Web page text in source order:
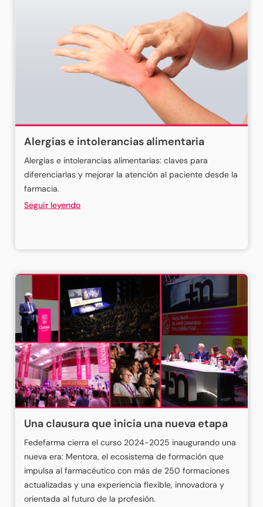
Alergias e intolerancias alimentaria
Alergias e intolerancias alimentarias: claves para
diferenciarlas y mejorar la atención al paciente desde la
farmacia.
Seguir leyendo
Una clausura que inicia una nueva etapa
Fedefarma cierra el curso 2024-2025 inaugurando una
nueva era: Mentora, el ecosistema de formación que
impulsa al farmacéutico con más de 250 formaciones
actualizadas y una experiencia flexible, innovadora y
orientada al futuro de la profesión.